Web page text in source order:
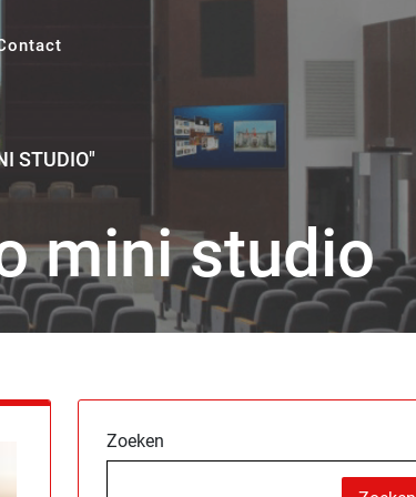
STUDIO"
mini studio
Zoeken